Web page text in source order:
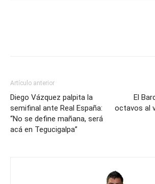
Artículo anterior
Diego Vázquez palpita la
semifinal ante Real España:
“No se define mañana, será
acá en Tegucigalpa”
El
octavos al